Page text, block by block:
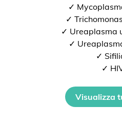
✓
✓
✓ Ureaplasma
✓
✓
✓
Visualizza